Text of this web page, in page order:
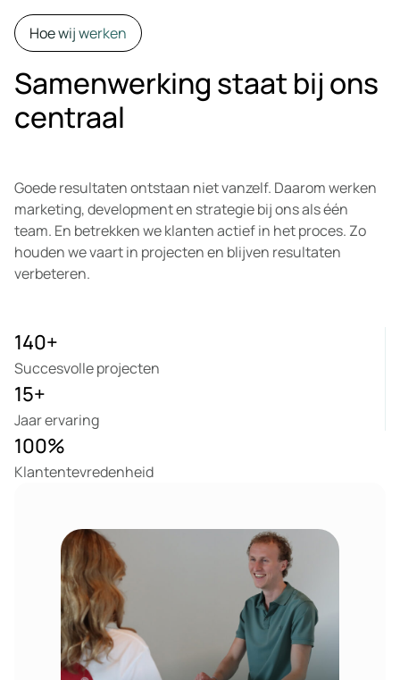
Hoe wij werken
Samenwerking staat bij ons
centraal
Goede resultaten ontstaan niet vanzelf. Daarom werken
marketing, development en strategie bij ons als één
team. En betrekken we klanten actief in het proces. Zo
houden we vaart in projecten en blijven resultaten
verbeteren.
Succesvolle projecten
140+
Jaar ervaring
15+
Klantentevredenheid
100%